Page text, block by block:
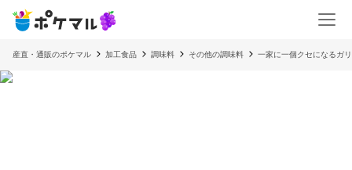
産直・通販のポケマル 加工食品 調味料 その他の調味料 一家に一個クセになるガ